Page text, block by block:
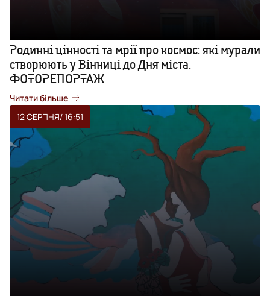
Родинні цінності та мрії про космос: які мурали
створюють у Вінниці до Дня міста.
ФОТОРЕПОРТАЖ
Читати більше
12 СЕРПНЯ/ 16:51